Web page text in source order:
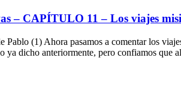
– CAPÍTULO 11 – Los viajes
(1) Ahora pasamos a comentar los
ya dicho anteriormente, pero confiamos